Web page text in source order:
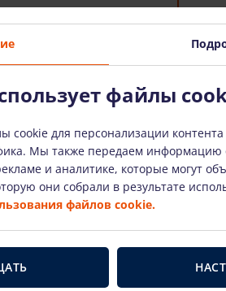
в
Только
известных
Здесь вы
производителей и
оборудование для
арендованная
исправна и
файлы
cookie для персонализации
Мы также передаем
и аналитике, которые могут
они собрали в результате
файлов cookie.